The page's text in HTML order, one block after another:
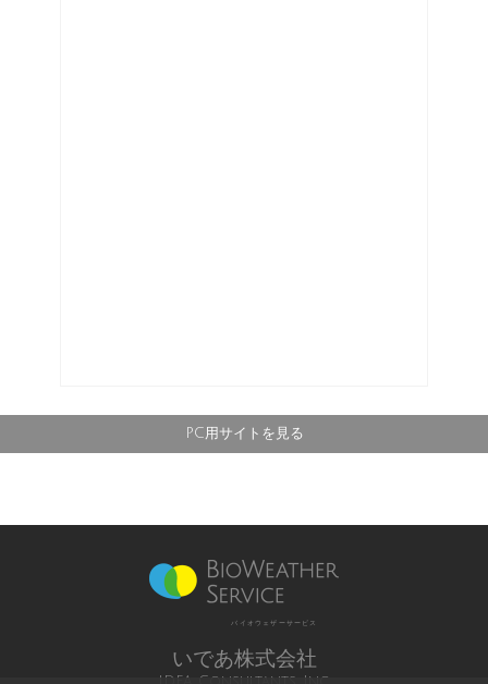
PC用サイトを見る
バイオウェザーサービス
いであ株式会社